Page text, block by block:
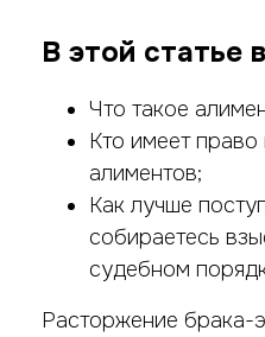
В этой статье
Что такое
Кто имеет право
алиментов;
Как лучше
собираетесь
судебном
Расторжение брака-